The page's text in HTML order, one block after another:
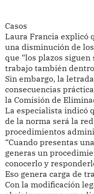
Casos
Laura Francia explicó
una disminución de
que “los plazos
trabajo también
Sin embargo, la
consecuencias
la Comisión de
La especialista indicó
de la norma será la
procedimientos
“Cuando presentas
generas un
conocerlo y
Eso genera carga de
Con la modificación